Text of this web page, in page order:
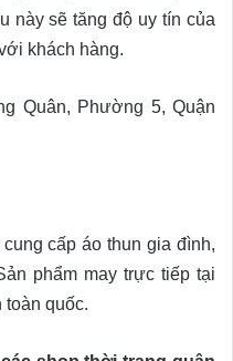
này sẽ tăng độ uy tín của
khách hàng.
Quân, Phường 5, Quận
cấp áo thun gia đình,
phẩm may trực tiếp tại
quốc.